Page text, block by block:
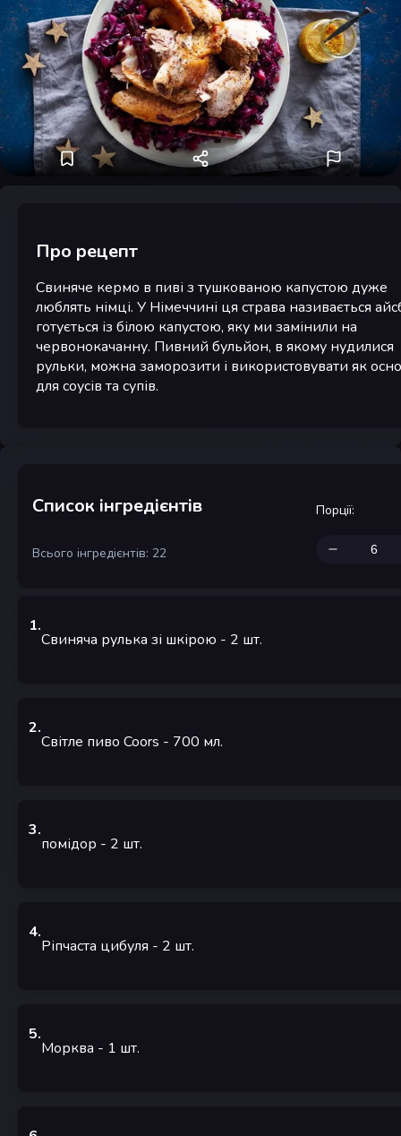
Про рецепт
Свиняче кермо в пиві з тушкованою капустою дуже
люблять німці. У Німеччині ця страва називається
готується із білою капустою, яку ми замінили на
червонокачанну. Пивний бульйон, в якому нудилися
рульки, можна заморозити і використовувати як
для соусів та супів.
Список інгредієнтів
Всього інгредієнтів: 22
Порції:
1.
Свиняча рулька зі шкірою - 2 шт.
2.
Світле пиво Coors - 700 мл.
3.
помідор - 2 шт.
4.
Ріпчаста цибуля - 2 шт.
5.
Морква - 1 шт.